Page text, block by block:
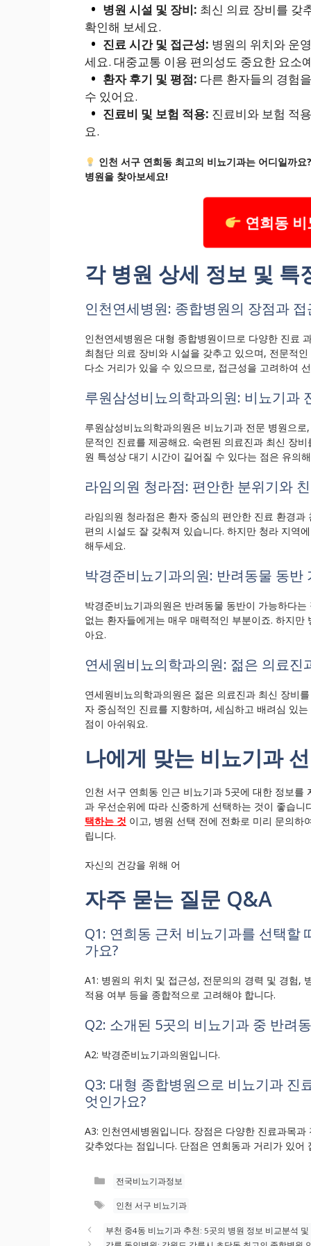
병원 시설 및 장비: 최신 의료 장비를 갖
확인해 보세요.
진료 시간 및 접근성: 병원의 위치와 운
세요. 대중교통 이용 편의성도 중요한 요소
환자 후기 및 평점: 다른 환자들의 경험
수 있어요.
진료비 및 보험 적용: 진료비와 보험 적
요.
인천 서구 연희동 최고의 비뇨기과는 어디일까
병원을 찾아보세요!
연희동
각 병원 상세 정보 및 특
인천연세병원: 종합병원의 장점과
인천연세병원은 대형 종합병원이므로 다양한 진료
최첨단 의료 장비와 시설을 갖추고 있으며, 전문적
다소 거리가 있을 수 있으므로, 접근성을 고려하여
루원삼성비뇨의학과의원: 비뇨기과
루원삼성비뇨의학과의원은 비뇨기과 전문 병원으
문적인 진료를 제공해요. 숙련된 의료진과 최신 장
원 특성상 대기 시간이 길어질 수 있다는 점은 유의
라임의원 청라점: 편안한 분위기와
라임의원 청라점은 환자 중심의 편안한 진료 환경
편의 시설도 잘 갖춰져 있습니다. 하지만 청라 지역
해두세요.
박경준비뇨기과의원: 반려동물 동반
박경준비뇨기과의원은 반려동물 동반이 가능하다
없는 환자들에게는 매우 매력적인 부분이죠. 하지
아요.
연세원비뇨의학과의원: 젊은 의료진
연세원비뇨의학과의원은 젊은 의료진과 최신 장비
자 중심적인 진료를 지향하며, 세심하고 배려심 있
점이 아쉬워요.
나에게 맞는 비뇨기과
인천 서구 연희동 인근 비뇨기과 5곳에 대한 정보
과 우선순위에 따라 신중하게 선택하는 것이 좋습니
택하는 것 이고, 병원 선택 전에 전화로 미리 문의하
립니다.
자신의 건강을 위해 어
자주 묻는 질문 Q&A
Q1: 연희동 근처 비뇨기과를 선택할
가요?
A1: 병원의 위치 및 접근성, 전문의의 경력 및 경험,
적용 여부 등을 종합적으로 고려해야 합니다.
Q2: 소개된 5곳의 비뇨기과 중 반려
A2: 박경준비뇨기과의원입니다.
Q3: 대형 종합병원으로 비뇨기과 진
엇인가요?
A3: 인천연세병원입니다. 장점은 다양한 진료과목
갖추었다는 점입니다. 단점은 연희동과 거리가 있어
카
고
전국비뇨기과정보
태
인천 서구 비뇨기과
부천 중4동 비뇨기과 추천: 5곳의 병원 정보 비교분석